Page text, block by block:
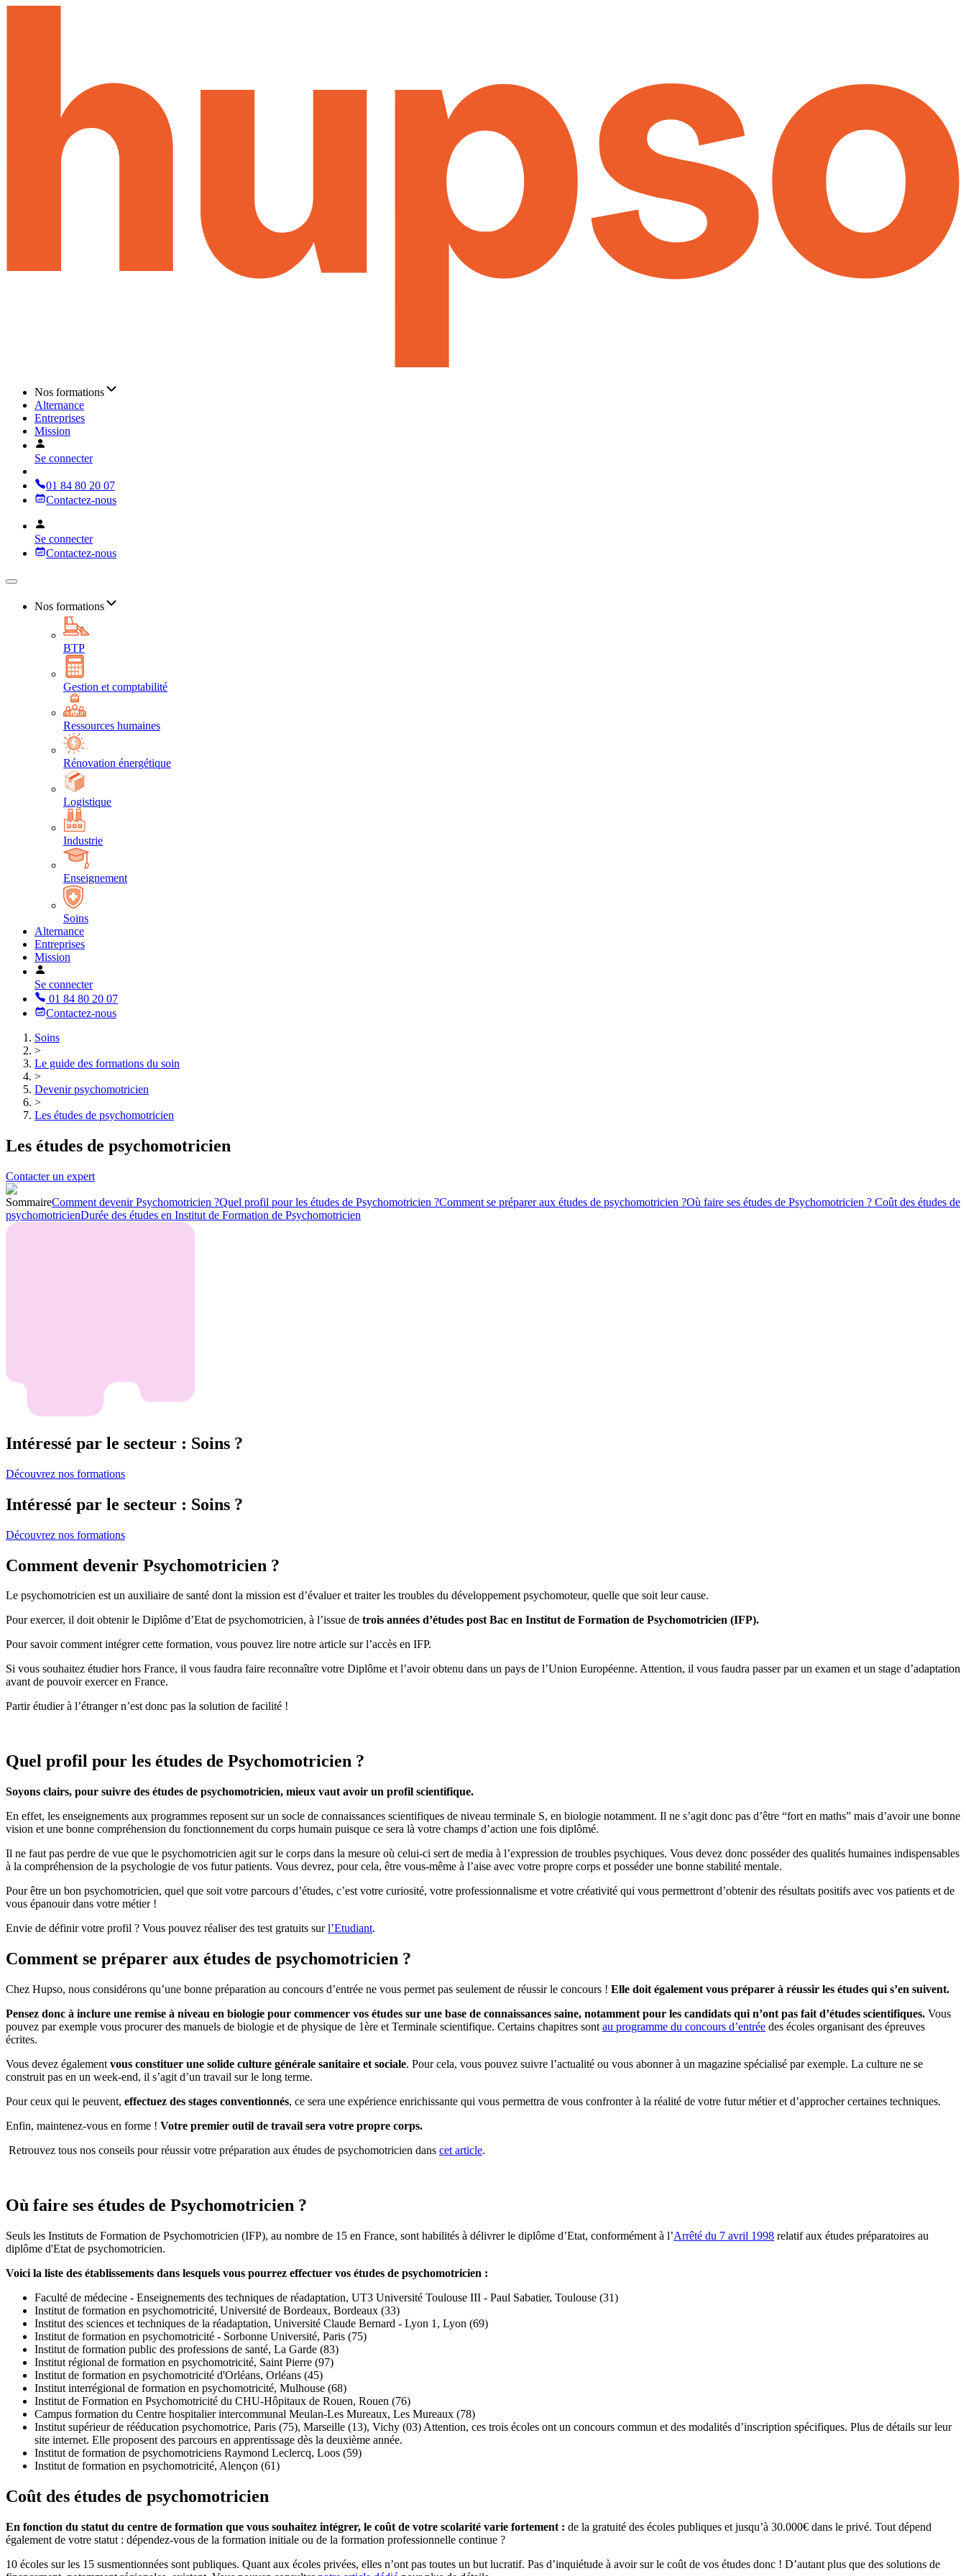
Nos formations
Alternance
Entreprises
Mission
Se connecter
01 84 80 20 07
Contactez-nous
Se connecter
Contactez-nous
Nos formations
BTP
Gestion et comptabilité
Ressources humaines
Rénovation énergétique
Logistique
Industrie
Enseignement
Soins
Alternance
Entreprises
Mission
Se connecter
01 84 80 20 07
Contactez-nous
Soins
>
Le guide des formations du soin
>
Devenir psychomotricien
>
Les études de psychomotricien
Les études de psychomotricien
Contacter un expert
SommaireComment devenir Psychomotricien ?Quel profil pour les études de Psychomotricien ?Comment se préparer aux études de psychomotricien ?Où faire ses études de Psychomotricien ? Coût des études de
psychomotricienDurée des études en Institut de Formation de Psychomotricien
Intéressé par le secteur : Soins ?
Découvrez nos formations
Intéressé par le secteur : Soins ?
Découvrez nos formations
Comment devenir Psychomotricien ?
Le psychomotricien est un auxiliaire de santé dont la mission est d’évaluer et traiter les troubles du développement psychomoteur, quelle que soit leur cause.
Pour exercer, il doit obtenir le Diplôme d’Etat de psychomotricien, à l’issue de trois années d’études post Bac en Institut de Formation de Psychomotricien (IFP).
Pour savoir comment intégrer cette formation, vous pouvez lire notre article sur l’accès en IFP.
Si vous souhaitez étudier hors France, il vous faudra faire reconnaître votre Diplôme et l’avoir obtenu dans un pays de l’Union Européenne. Attention, il vous faudra passer par un examen et un stage d’adaptation
avant de pouvoir exercer en France.
Partir étudier à l’étranger n’est donc pas la solution de facilité !
Quel profil pour les études de Psychomotricien ?
Soyons clairs, pour suivre des études de psychomotricien, mieux vaut avoir un profil scientifique.
En effet, les enseignements aux programmes reposent sur un socle de connaissances scientifiques de niveau terminale S, en biologie notamment. Il ne s’agit donc pas d’être “fort en maths” mais d’avoir une bonne
vision et une bonne compréhension du fonctionnement du corps humain puisque ce sera là votre champs d’action une fois diplômé.
Il ne faut pas perdre de vue que le psychomotricien agit sur le corps dans la mesure où celui-ci sert de media à l’expression de troubles psychiques. Vous devez donc posséder des qualités humaines indispensables
à la compréhension de la psychologie de vos futur patients. Vous devrez, pour cela, être vous-même à l’aise avec votre propre corps et posséder une bonne stabilité mentale.
Pour être un bon psychomotricien, quel que soit votre parcours d’études, c’est votre curiosité, votre professionnalisme et votre créativité qui vous permettront d’obtenir des résultats positifs avec vos patients et de
vous épanouir dans votre métier !
Envie de définir votre profil ? Vous pouvez réaliser des test gratuits surl’Etudiant.
Comment se préparer aux études de psychomotricien ?
Chez Hupso, nous considérons qu’une bonne préparation au concours d’entrée ne vous permet pas seulement de réussir le concours ! Elle doit également vous préparer à réussir les études qui s’en suivent.
Pensez donc à inclure une remise à niveau en biologie pour commencer vos études sur une base de connaissances saine, notamment pour les candidats qui n’ont pas fait d’études scientifiques. Vous
pouvez par exemple vous procurer des manuels de biologie et de physique de 1ère et Terminale scientifique. Certains chapitres sont au programme du concours d’entrée des écoles organisant des épreuves
écrites.
Vous devez également vous constituer une solide culture générale sanitaire et sociale. Pour cela, vous pouvez suivre l’actualité ou vous abonner à un magazine spécialisé par exemple. La culture ne se
construit pas en un week-end, il s’agit d’un travail sur le long terme.
Pour ceux qui le peuvent, effectuez des stages conventionnés, ce sera une expérience enrichissante qui vous permettra de vous confronter à la réalité de votre futur métier et d’approcher certaines techniques.
Enfin, maintenez-vous en forme ! Votre premier outil de travail sera votre propre corps.
Retrouvez tous nos conseils pour réussir votre préparation aux études de psychomotricien dans cet article.
Où faire ses études de Psychomotricien ?
Seuls les Instituts de Formation de Psychomotricien (IFP), au nombre de 15 en France, sont habilités à délivrer le diplôme d’Etat, conformément à l’Arrêté du 7 avril 1998 relatif aux études préparatoires au
diplôme d'Etat de psychomotricien.
Voici la liste des établissements dans lesquels vous pourrez effectuer vos études de psychomotricien :
Faculté de médecine - Enseignements des techniques de réadaptation, UT3 Université Toulouse III - Paul Sabatier, Toulouse (31)
Institut de formation en psychomotricité, Université de Bordeaux, Bordeaux (33)
Institut des sciences et techniques de la réadaptation, Université Claude Bernard - Lyon 1, Lyon (69)
Institut de formation en psychomotricité - Sorbonne Université, Paris (75)
Institut de formation public des professions de santé, La Garde (83)
Institut régional de formation en psychomotricité, Saint Pierre (97)
Institut de formation en psychomotricité d'Orléans, Orléans (45)
Institut interrégional de formation en psychomotricité, Mulhouse (68)
Institut de Formation en Psychomotricité du CHU-Hôpitaux de Rouen, Rouen (76)
Campus formation du Centre hospitalier intercommunal Meulan-Les Mureaux, Les Mureaux (78)
Institut supérieur de rééducation psychomotrice, Paris (75), Marseille (13), Vichy (03) Attention, ces trois écoles ont un concours commun et des modalités d’inscription spécifiques. Plus de détails sur leur
site internet. Elle proposent des parcours en apprentissage dès la deuxième année.
Institut de formation de psychomotriciens Raymond Leclercq, Loos (59)
Institut de formation en psychomotricité, Alençon (61)
Coût des études de psychomotricien
En fonction du statut du centre de formation que vous souhaitez intégrer, le coût de votre scolarité varie fortement : de la gratuité des écoles publiques et jusqu’à 30.000€ dans le privé. Tout dépend
également de votre statut : dépendez-vous de la formation initiale ou de la formation professionnelle continue ?
10 écoles sur les 15 susmentionnées sont publiques. Quant aux écoles privées, elles n’ont pas toutes un but lucratif. Pas d’inquiétude à avoir sur le coût de vos études donc ! D’autant plus que des solutions de